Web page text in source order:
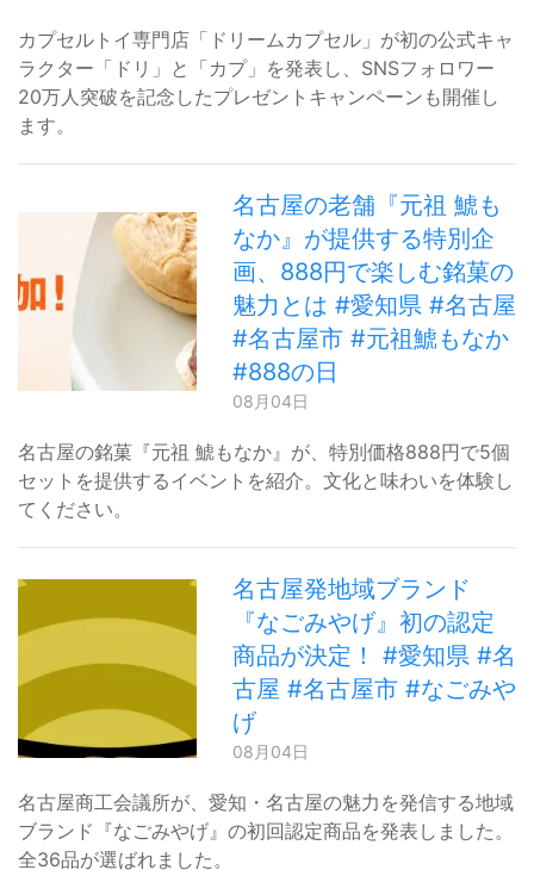
カプセルトイ専門店「ドリームカプセル」が初の公式キャ
ラクター「ドリ」と「カプ」を発表し、SNSフォロワー
20万人突破を記念したプレゼントキャンペーンも開催し
ます。
名古屋の老舗『元祖 鯱も
なか』が提供する特別企
画、888円で楽しむ銘菓の
魅力とは #愛知県 #名古屋
#名古屋市 #元祖鯱もなか
#888の日
08月04日
名古屋の銘菓『元祖 鯱もなか』が、特別価格888円で5個
セットを提供するイベントを紹介。文化と味わいを体験し
てください。
名古屋発地域ブランド
『なごみやげ』初の認定
商品が決定！ #愛知県 #名
古屋 #名古屋市 #なごみや
げ
08月04日
名古屋商工会議所が、愛知・名古屋の魅力を発信する地域
ブランド『なごみやげ』の初回認定商品を発表しました。
全36品が選ばれました。